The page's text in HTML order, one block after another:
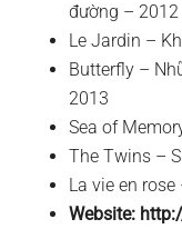
đường – 2012
Le Jardin –
Butterfly –
2013
Sea of
The Twins –
La vie en
Website: